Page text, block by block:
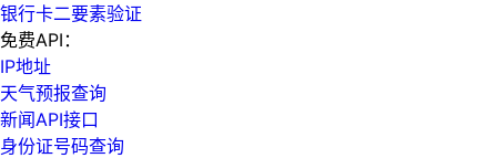
银行卡二要素验证
免费API：
IP地址
天气预报查询
新闻API接口
身份证号码查询